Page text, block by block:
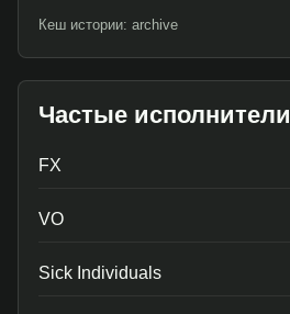
Кеш истории: archive
Частые исполнители
FX
VO
Sick Individuals